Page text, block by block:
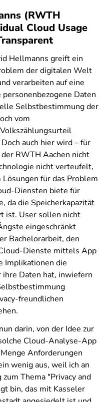
(RWTH
Cloud Usage
Hellmanns greift ein
der digitalen Welt
verarbeiten auf eine
Daten
Selbstbestimmung der
vom
auch hier wird – für
RWTH Aachen nicht
nicht verteufelt,
für das Problem
Diensten biete für
da die Speicherkapazität
ist. User sollen nicht
eingeschränkt
Bachelorarbeit, den
Dienste mittels App
Implikationen die
Daten hat, inwiefern
freundlichen
darin, von der Idee zur
Cloud-Analyse-App
Anforderungen
wenig aus, weil ich an
Thema "Privacy and
bin, das mit Kasseler